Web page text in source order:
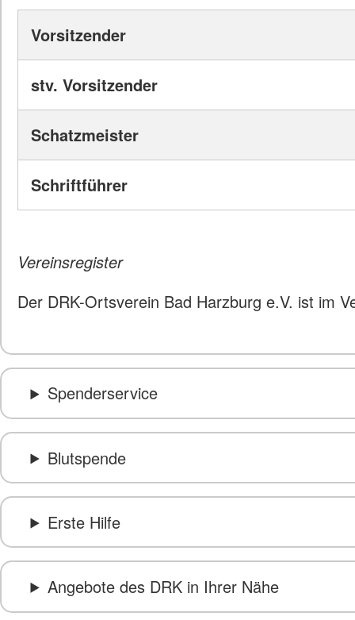
Vorsitzender
stv. Vorsitzender
Schatzmeister
Schriftführer
Vereinsregister
Der DRK-Ortsverein Bad Harzburg e.V. ist im
Spenderservice
Blutspende
Erste Hilfe
Angebote des DRK in Ihrer Nähe